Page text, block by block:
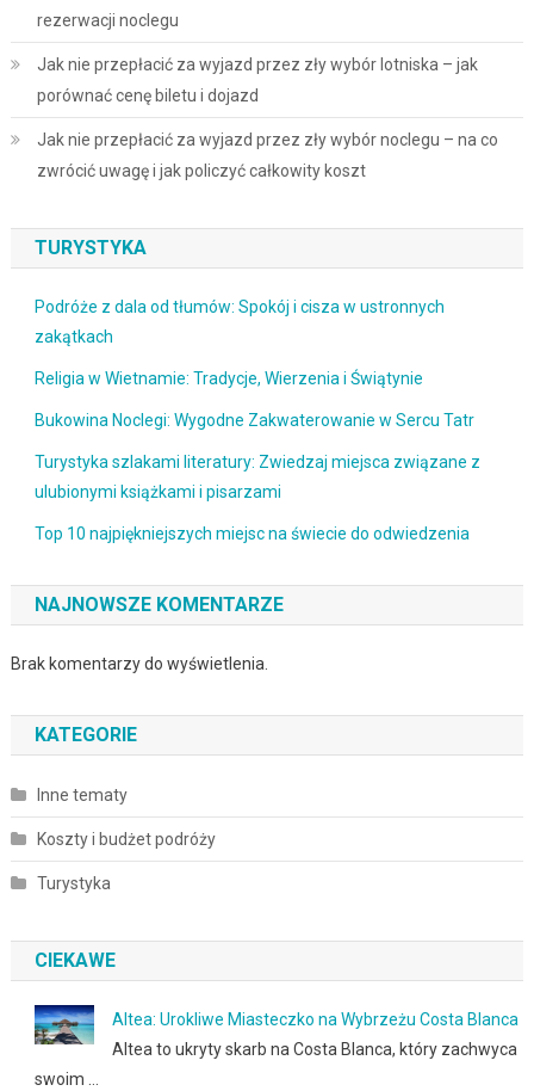
rezerwacji noclegu
Jak nie przepłacić za wyjazd przez zły wybór lotniska – jak
porównać cenę biletu i dojazd
Jak nie przepłacić za wyjazd przez zły wybór noclegu – na co
zwrócić uwagę i jak policzyć całkowity koszt
TURYSTYKA
Podróże z dala od tłumów: Spokój i cisza w ustronnych
zakątkach
Religia w Wietnamie: Tradycje, Wierzenia i Świątynie
Bukowina Noclegi: Wygodne Zakwaterowanie w Sercu Tatr
Turystyka szlakami literatury: Zwiedzaj miejsca związane z
ulubionymi książkami i pisarzami
Top 10 najpiękniejszych miejsc na świecie do odwiedzenia
NAJNOWSZE KOMENTARZE
Brak komentarzy do wyświetlenia.
KATEGORIE
Inne tematy
Koszty i budżet podróży
Turystyka
CIEKAWE
Altea: Urokliwe Miasteczko na Wybrzeżu Costa Blanca
Altea to ukryty skarb na Costa Blanca, który zachwyca
swoim …